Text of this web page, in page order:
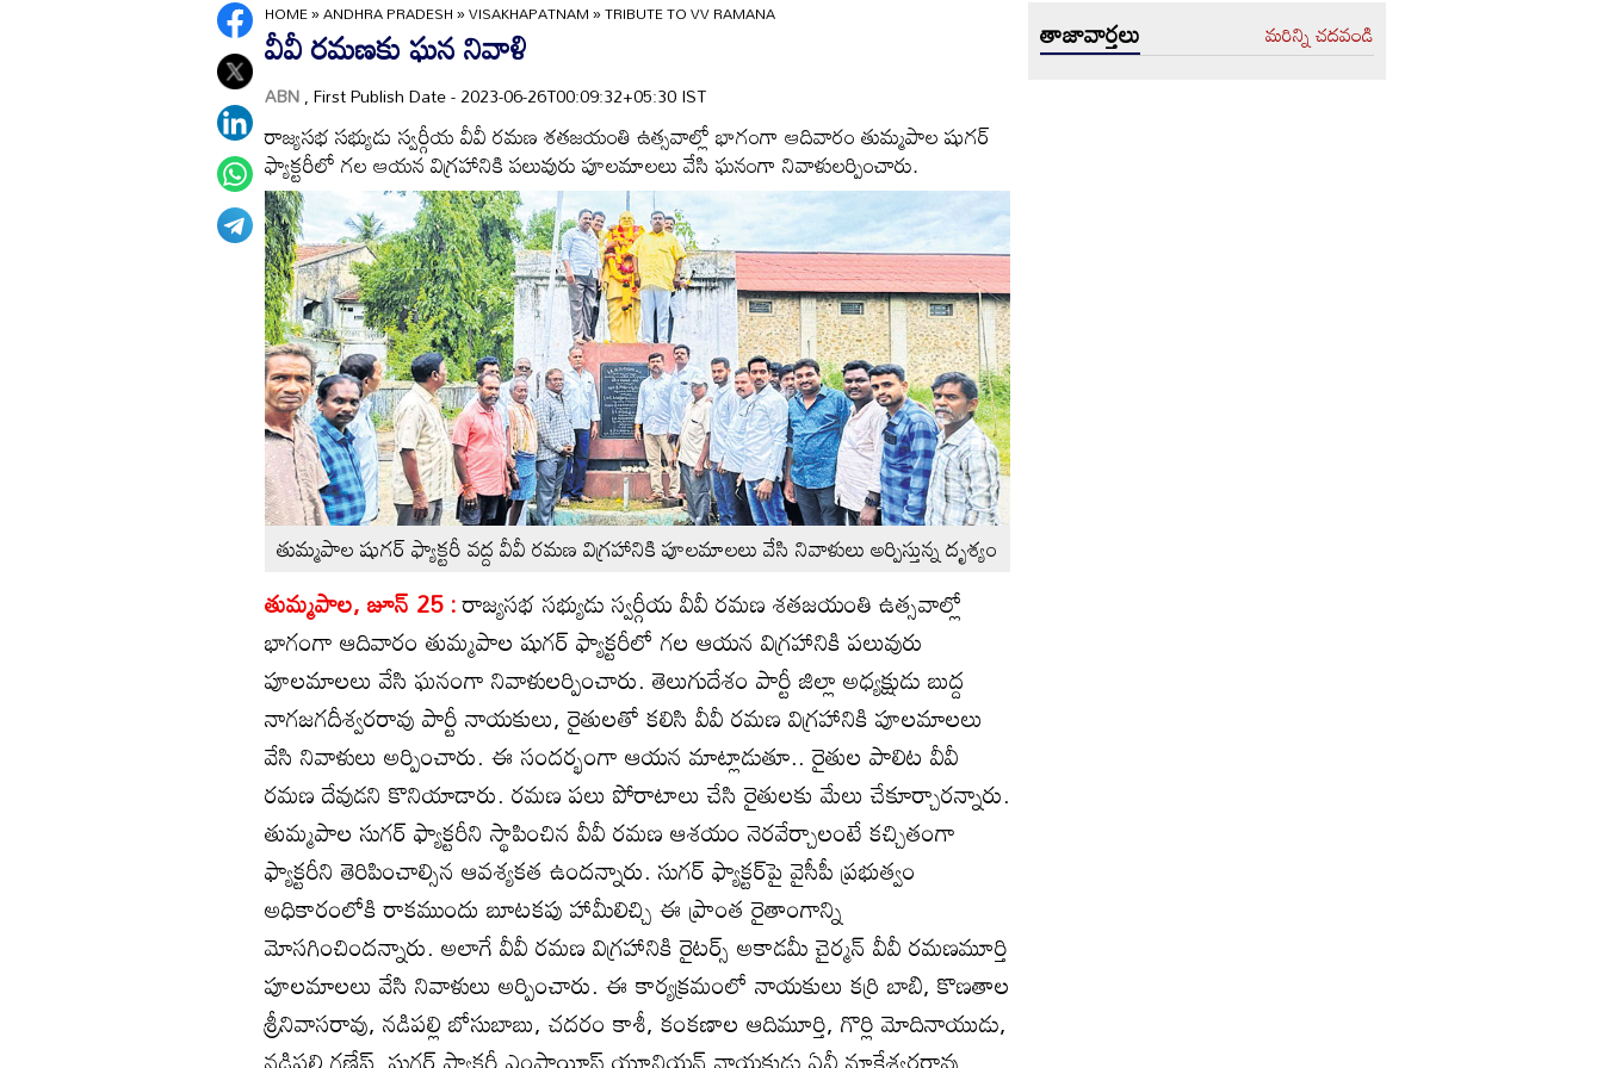
HOME»ANDHRA PRADESH»VISAKHAPATNAM»TRIBUTE TO VV RAMANA
వీవీ రమణకు ఘన నివాళి
ABN, First Publish Date - 2023-06-26T00:09:32+05:30 IST
రాజ్యసభ సభ్యుడు స్వర్గీయ వీవీ రమణ శతజయంతి ఉత్సవాల్లో భాగంగా ఆదివారం తుమ్మపాల షుగర్‌
ఫ్యాక్టరీలో గల ఆయన విగ్రహానికి పలువురు పూలమాలలు వేసి ఘనంగా నివాళులర్పించారు.
తుమ్మపాల షుగర్‌ ఫ్యాక్టరీ వద్ద వీవీ రమణ విగ్రహానికి పూలమాలలు వేసి నివాళులు అర్పిస్తున్న దృశ్యం
తుమ్మపాల, జూన్‌ 25 :రాజ్యసభ సభ్యుడు స్వర్గీయ వీవీ రమణ శతజయంతి ఉత్సవాల్లో
భాగంగా ఆదివారం తుమ్మపాల షుగర్‌ ఫ్యాక్టరీలో గల ఆయన విగ్రహానికి పలువురు
పూలమాలలు వేసి ఘనంగా నివాళులర్పించారు. తెలుగుదేశం పార్టీ జిల్లా అధ్యక్షుడు బుద్ద
నాగజగదీశ్వరరావు పార్టీ నాయకులు, రైతులతో కలిసి వీవీ రమణ విగ్రహానికి పూలమాలలు
వేసి నివాళులు అర్పించారు. ఈ సందర్భంగా ఆయన మాట్లాడుతూ.. రైతుల పాలిట వీవీ
రమణ దేవుడని కొనియాడారు. రమణ పలు పోరాటాలు చేసి రైతులకు మేలు చేకూర్చారన్నారు.
తుమ్మపాల సుగర్‌ ఫ్యాక్టరీని స్థాపించిన వీవీ రమణ ఆశయం నెరవేర్చాలంటే కచ్చితంగా
ఫ్యాక్టరీని తెరిపించాల్సిన ఆవశ్యకత ఉందన్నారు. సుగర్‌ ఫ్యాక్టర్‌పై వైసీపీ ప్రభుత్వం
అధికారంలోకి రాకముందు బూటకపు హామీలిచ్చి ఈ ప్రాంత రైతాంగాన్ని
మోసగించిందన్నారు. అలాగే వీవీ రమణ విగ్రహానికి రైటర్స్‌ అకాడమీ చైర్మన్‌ వీవీ రమణమూర్తి
పూలమాలలు వేసి నివాళులు అర్పించారు. ఈ కార్యక్రమంలో నాయకులు కర్రి బాబి, కొణతాల
శ్రీనివాసరావు, నడిపల్లి బోసుబాబు, చదరం కాశీ, కంకణాల ఆదిమూర్తి, గొర్లి మోదినాయుడు,
తాజావార్తలు మరిన్ని చదవండి